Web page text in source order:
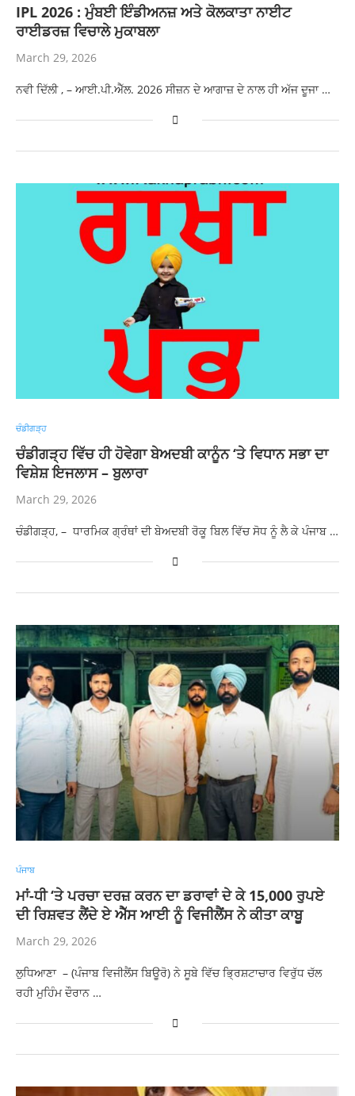
IPL 2026 : ਮੁੰਬਈ ਇੰਡੀਅਨਜ਼ ਅਤੇ ਕੋਲਕਾਤਾ ਨਾਈਟ
ਰਾਈਡਰਜ਼ ਵਿਚਾਲੇ ਮੁਕਾਬਲਾ
March 29, 2026
ਨਵੀ ਦਿੱਲੀ , – ਆਈ.ਪੀ.ਐੱਲ. 2026 ਸੀਜ਼ਨ ਦੇ ਆਗਾਜ਼ ਦੇ ਨਾਲ ਹੀ ਅੱਜ ਦੂਜਾ …
ਚੰਡੀਗੜ੍ਹ
ਚੰਡੀਗੜ੍ਹ ਵਿੱਚ ਹੀ ਹੋਵੇਗਾ ਬੇਅਦਬੀ ਕਾਨੂੰਨ ‘ਤੇ ਵਿਧਾਨ ਸਭਾ ਦਾ
ਵਿਸ਼ੇਸ਼ ਇਜਲਾਸ – ਬੁਲਾਰਾ
March 29, 2026
ਚੰਡੀਗੜ੍ਹ, – ਧਾਰਮਿਕ ਗ੍ਰੰਥਾਂ ਦੀ ਬੇਅਦਬੀ ਰੋਕੂ ਬਿਲ ਵਿੱਚ ਸੋਧ ਨੂੰ ਲੈ ਕੇ ਪੰਜਾਬ …
ਪੰਜਾਬ
ਮਾਂ-ਧੀ ‘ਤੇ ਪਰਚਾ ਦਰਜ਼ ਕਰਨ ਦਾ ਡਰਾਵਾਂ ਦੇ ਕੇ 15,000 ਰੁਪਏ
ਦੀ ਰਿਸ਼ਵਤ ਲੈਂਦੇ ਏ ਐੱਸ ਆਈ ਨੂੰ ਵਿਜੀਲੈਂਸ ਨੇ ਕੀਤਾ ਕਾਬੂ
March 29, 2026
ਲੁਧਿਆਣਾ – (ਪੰਜਾਬ ਵਿਜੀਲੈਂਸ ਬਿਊਰੋ) ਨੇ ਸੂਬੇ ਵਿੱਚ ਭ੍ਰਿਸ਼ਟਾਚਾਰ ਵਿਰੁੱਧ ਚੱਲ
ਰਹੀ ਮੁਹਿੰਮ ਦੌਰਾਨ …